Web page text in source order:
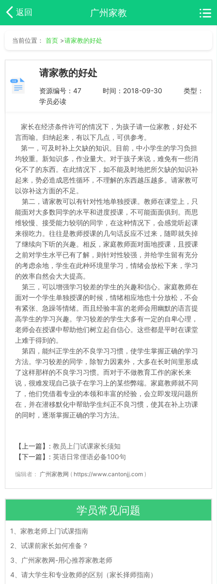
返回 广州家教
当前位置： 首页 >请家教的好处
请家教的好处
资源编号：47 时间：2018-09-30
类型：
学员必读
家长在经济条件许可的情况下，为孩子请一位家教，好处不
言而喻。归纳起来，有以下几点，可供参考。
第一，可及时补上欠缺的知识。目前，中小学生的学习负担
均较重。新知识多，作业量大。对于孩子来说，难免有一些消
化不了的东西。在此情况下，如不能及时地把所欠缺的知识补
起来，势必造成恶性循环，不理解的东西越压越多。请家教可
以弥补这方面的不足。
第二，请家教可以有针对性地单独授课。教师在课堂上，只
能面对大多数同学的水平和进度授课，不可能面面俱到。而思
维较慢、接受能力较弱的同学，在这种情况下，会感觉听起课
来很吃力。往往是教师授课的几句话反应不过来，随即就失掉
了继续向下听的兴趣。相反，家庭教师面对面地授课，且授课
之前对学生水平已有了解，则针对性较强，并给学生留有充分
的考虑余地，学生在此种环境里学习，情绪会放松下来，学习
的效率自然会大大提高。
第三，可以增强学习较差的学生的兴趣和信心。家庭教师在
面对一个学生单独授课的时候，情绪相应地也十分放松，不会
有紧张、急躁等情绪。而且经验丰富的老师会用幽默的语言提
高学生的学习兴趣。学习较差的学生大多有一定的自卑心理，
老师会在授课中帮助他们树立起自信心。这些都是平时在课堂
上难于得到的。
第四，能纠正学生的不良学习习惯，使学生掌握正确的学习
方法。学习较差的同学，除智力因素外，大多在长时间里形成
了这样那样的不良学习习惯。而对于不做教育工作的家长来
说，很难发现自己孩子在学习上的某些弊端。家庭教师就不同
了，他们凭借着专业的本领和丰富的经验，会立即发现问题所
在，并在潜移默化中帮助学生纠正不良习惯，使其在补上功课
的同时，逐渐掌握正确的学习方法。
【上一篇】: 教员上门试课家长须知
【下一篇】: 英语日常俚语必备100句
编辑者： 广州家教网 ( https://www.cantonjj.com )
学员常见问题
1、 家教老师上门试课指南
2、 试课前家长如何准备？
3、
广州家教网-用心推荐家教老师
4、 请大学生和专业教师的区别（家长择师指南）